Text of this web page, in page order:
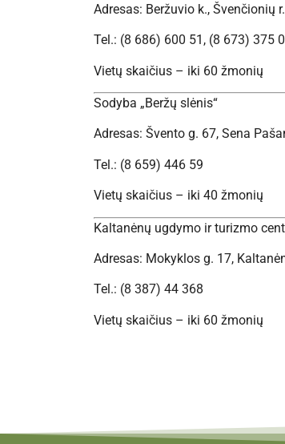
Adresas: Beržuvio k., Švenčionių r.
Tel.: (8 686) 600 51, (8 673) 375
Vietų skaičius – iki 60 žmonių
Sodyba „Beržų slėnis“
Adresas: Švento g. 67, Sena
Tel.: (8 659) 446 59
Vietų skaičius – iki 40 žmonių
Kaltanėnų ugdymo ir turizmo
Adresas: Mokyklos g. 17,
Tel.: (8 387) 44 368
Vietų skaičius – iki 60 žmonių